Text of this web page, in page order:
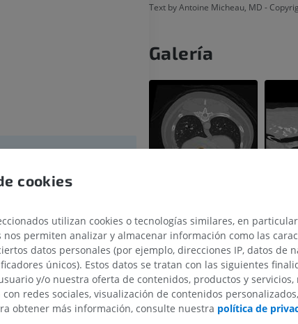
Text by Antoine Micheau, MD -
Galería
Caballo - Osteología
Ilustraciones
RATÓN
Ratón -
TAC
cookies
utilizan cookies o tecnologías similares, en
nos permiten analizar y almacenar información como las
datos personales (por ejemplo, direcciones IP, datos de
únicos). Estos datos se tratan con las siguientes
y/o nuestra oferta de contenidos, productos y servicios,
redes sociales, visualización de contenidos
obtener más información, consulte nuestra política de